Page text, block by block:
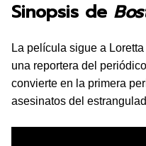
Sinopsis de
La película sigue a
una reportera del
convierte en la primera
asesinatos del